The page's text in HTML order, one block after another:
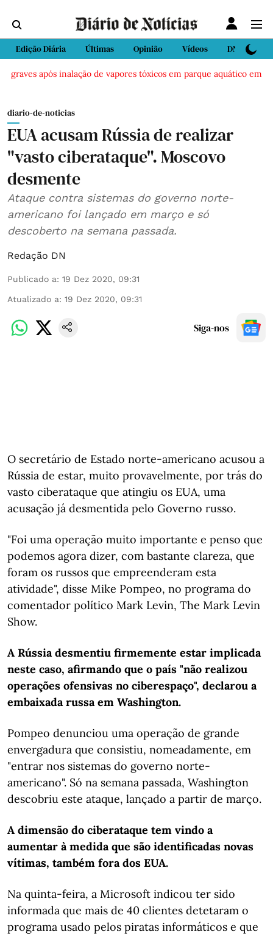
Edição Diária Últimas Opinião Vídeos DN Sport
após inalação de vapores tóxicos em parque aquático em
diario-de-noticias
EUA acusam Rússia de realizar
"vasto ciberataque". Moscovo
desmente
Ataque contra sistemas do governo norte-
americano foi lançado em março e só
descoberto na semana passada.
Redação DN
Publicado a: 19 Dez 2020, 09:31
Atualizado a: 19 Dez 2020, 09:31
Siga-nos
O secretário de Estado norte-americano acusou a
Rússia de estar, muito provavelmente, por trás do
vasto ciberataque que atingiu os EUA, uma
acusação já desmentida pelo Governo russo.
"Foi uma operação muito importante e penso que
podemos agora dizer, com bastante clareza, que
foram os russos que empreenderam esta
atividade", disse Mike Pompeo, no programa do
comentador político Mark Levin, The Mark Levin
Show.
A Rússia desmentiu firmemente estar implicada
neste caso, afirmando que o país "não realizou
operações ofensivas no ciberespaço", declarou a
embaixada russa em Washington.
Pompeo denunciou uma operação de grande
envergadura que consistiu, nomeadamente, em
"entrar nos sistemas do governo norte-
americano". Só na semana passada, Washington
descobriu este ataque, lançado a partir de março.
A dimensão do ciberataque tem vindo a
aumentar à medida que são identificadas novas
vítimas, também fora dos EUA.
Na quinta-feira, a Microsoft indicou ter sido
informada que mais de 40 clientes detetaram o
programa usado pelos piratas informáticos e que